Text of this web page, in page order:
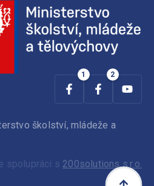
školství, mládeže a
spolupráci s 200solutions s.r.o.